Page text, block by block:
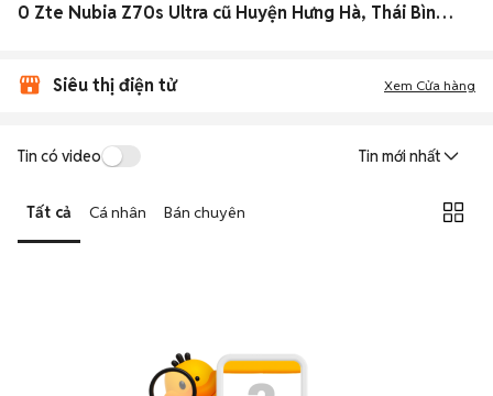
0 Zte Nubia Z70s Ultra cũ Huyện Hưng Hà, Thái Bình đẹp
Siêu thị điện tử Xem Cửa hàng
Tin có video Tin mới nhất
Tất cả Cá nhân Bán chuyên